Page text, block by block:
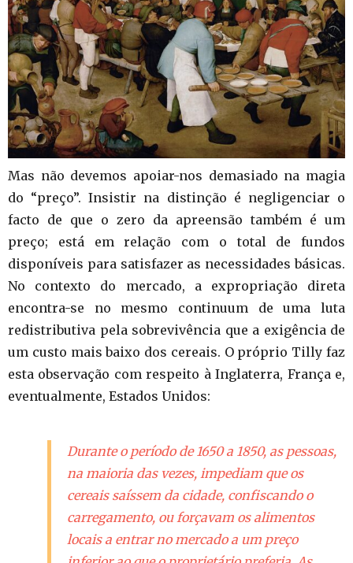
Mas não devemos apoiar-nos demasiado na magia
do “preço”. Insistir na distinção é negligenciar o
facto de que o zero da apreensão também é um
preço; está em relação com o total de fundos
disponíveis para satisfazer as necessidades básicas.
No contexto do mercado, a expropriação direta
encontra-se no mesmo continuum de uma luta
redistributiva pela sobrevivência que a exigência de
um custo mais baixo dos cereais. O próprio Tilly faz
esta observação com respeito à Inglaterra, França e,
eventualmente, Estados Unidos:
Durante o período de 1650 a 1850, as pessoas,
na maioria das vezes, impediam que os
cereais saíssem da cidade, confiscando o
carregamento, ou forçavam os alimentos
locais a entrar no mercado a um preço